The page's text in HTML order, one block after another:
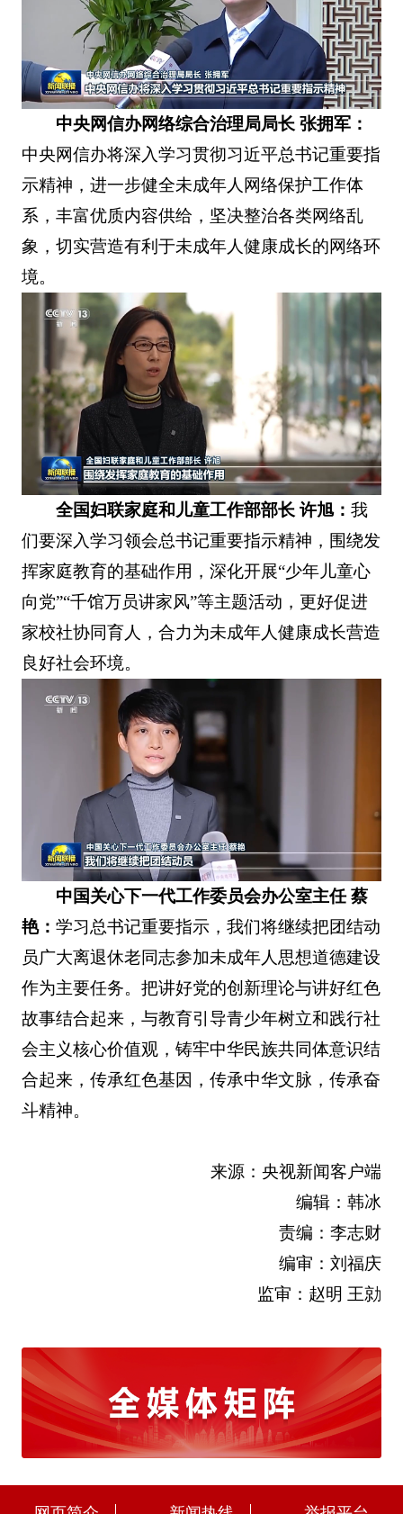
中央网信办网络综合治理局局长 张拥军：
中央网信办将深入学习贯彻习近平总书记重要指
示精神，进一步健全未成年人网络保护工作体
系，丰富优质内容供给，坚决整治各类网络乱
象，切实营造有利于未成年人健康成长的网络环
境。
全国妇联家庭和儿童工作部部长 许旭：我
们要深入学习领会总书记重要指示精神，围绕发
挥家庭教育的基础作用，深化开展“少年儿童心
向党”“千馆万员讲家风”等主题活动，更好促进
家校社协同育人，合力为未成年人健康成长营造
良好社会环境。
中国关心下一代工作委员会办公室主任 蔡
艳： 学习总书记重要指示，我们将继续把团结动
员广大离退休老同志参加未成年人思想道德建设
作为主要任务。把讲好党的创新理论与讲好红色
故事结合起来，与教育引导青少年树立和践行社
会主义核心价值观，铸牢中华民族共同体意识结
合起来，传承红色基因，传承中华文脉，传承奋
斗精神。
来源：央视新闻客户端
编辑：韩冰
责编：李志财
编审：刘福庆
监审：赵明 王勍